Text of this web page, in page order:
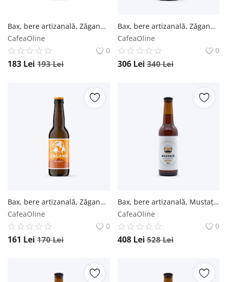
Bax, bere artizanală, Zăganu, Hefeweizen (Albă) - Sticlă 0.5L / 12 buc. Zăganu
CafeaOline
0
183 Lei 193Lei
Bax, bere artizanală, Zăganu, Pilsner (Blondă) - Sticlă 0.5L / 24 buc. Zăganu
CafeaOline
0
306 Lei 340Lei
Bax, bere artizanală, Zăganu, Pilsner (Blondă) - Sticlă 0.5L / 12 buc. Zăganu
CafeaOline
0
161 Lei 170Lei
Bax, bere artizanală, Mustață de Bere, IPA, 330ml - Sticlă 0.33L / 24 buc. Mustață de Bere
CafeaOline
0
408 Lei 528Lei